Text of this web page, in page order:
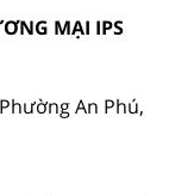
MẠI IPS
An Phú,